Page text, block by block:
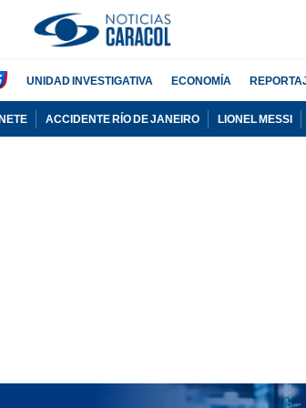
UNIDAD INVESTIGATIVA ECONOMÍA
ACCIDENTE RÍO DE JANEIRO LIONEL MESSI